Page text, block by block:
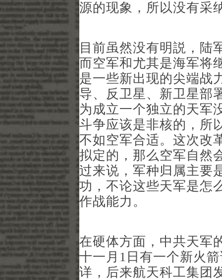
源的现象，所以没有采
目前虽然没有明説，陆
而空军和尤其是海军将
是一些新出现的尖端战
导、反卫星、新卫星部
为成立一个独立的天军
斗争应该是非核的，所
不如空军合适。这次改
拟定的，那么空军自然
过来说，军种归属主要
功，不论这些天军是怎
作战能力。
在硬体方面，中共天军
十一月1日有一个新火
详，后来航天科工集团